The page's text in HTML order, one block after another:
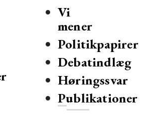
for de almene gymnasier og hf-kurser i Danmark.
Vi
mener
Politikpapirer
Debatindlæg
Høringssvar
Publikationer